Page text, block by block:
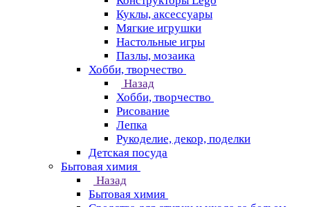
Куклы, аксессуары
Мягкие игрушки
Настольные игры
Пазлы, мозаика
Хобби, творчество
Назад
Хобби, творчество
Рисование
Лепка
Рукоделие, декор, поделки
Детская посуда
Бытовая химия
Назад
Бытовая химия